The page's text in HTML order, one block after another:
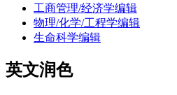
工商管理/经济学编辑
物理/化学/工程学编辑
生命科学编辑
英文润色